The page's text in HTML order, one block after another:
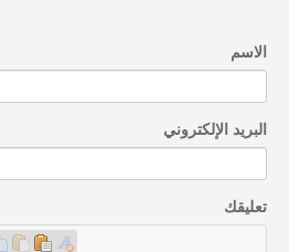
الاسم
البريد الإلكتروني
تعليقك